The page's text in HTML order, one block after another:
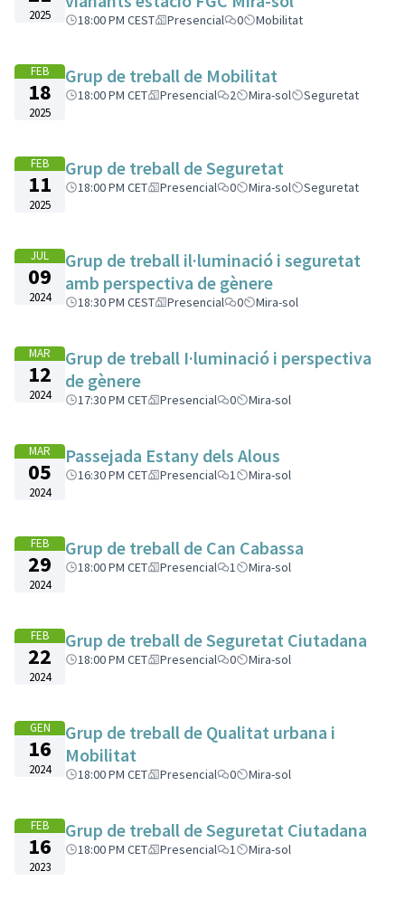
2025 18:00 PM CEST Presencial 0 Mobilitat
FEB
18
2025
Grup de treball de Mobilitat
18:00 PM CET Presencial 2 Mira-sol Seguretat
FEB
11
2025
Grup de treball de Seguretat
18:00 PM CET Presencial 0 Mira-sol Seguretat
JUL
09
2024
Grup de treball il·luminació i seguretat
amb perspectiva de gènere
18:30 PM CEST Presencial 0 Mira-sol
MAR
12
2024
Grup de treball I·luminació i perspectiva
de gènere
17:30 PM CET Presencial 0 Mira-sol
MAR
05
2024
Passejada Estany dels Alous
16:30 PM CET Presencial 1 Mira-sol
FEB
29
2024
Grup de treball de Can Cabassa
18:00 PM CET Presencial 1 Mira-sol
FEB
22
2024
Grup de treball de Seguretat Ciutadana
18:00 PM CET Presencial 0 Mira-sol
GEN
16
2024
Grup de treball de Qualitat urbana i
Mobilitat
18:00 PM CET Presencial 0 Mira-sol
FEB
16
2023
Grup de treball de Seguretat Ciutadana
18:00 PM CET Presencial 1 Mira-sol